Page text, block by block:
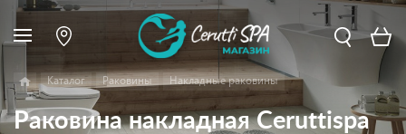
Каталог Раковины Накладные раковины
Раковина накладная Ceruttispa